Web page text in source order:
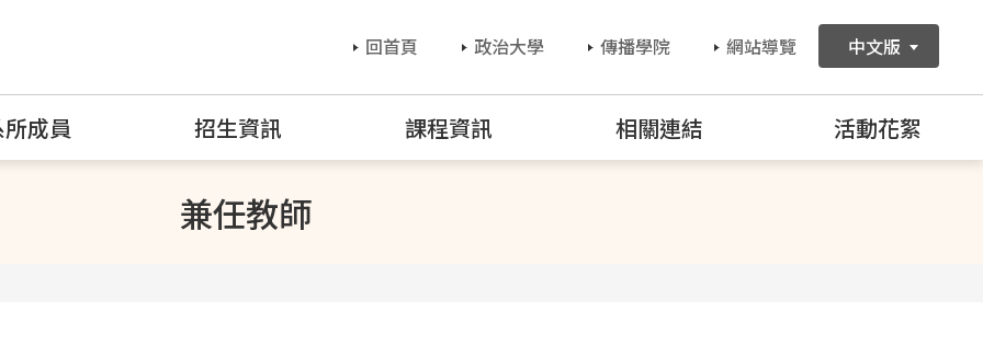
回首頁 政治大學 傳播學院 網站導覽 中文版
成員 招生資訊 課程資訊 相關連結 活動花絮
兼任教師